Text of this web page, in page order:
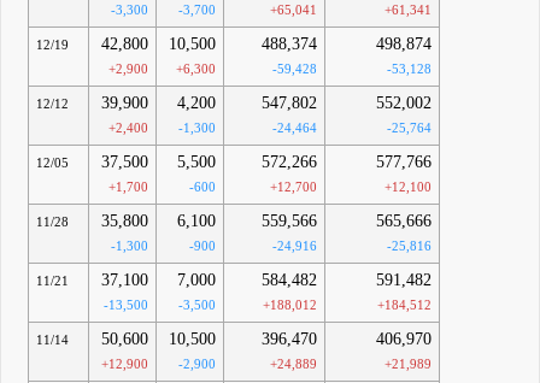
-3,300 -3,700 +65,041 +61,341
12/19 42,800
+2,900
10,500
+6,300
488,374
-59,428
498,874
-53,128
12/12 39,900
+2,400
4,200
-1,300
547,802
-24,464
552,002
-25,764
12/05 37,500
+1,700
5,500
-600
572,266
+12,700
577,766
+12,100
11/28 35,800
-1,300
6,100
-900
559,566
-24,916
565,666
-25,816
11/21 37,100
-13,500
7,000
-3,500
584,482
+188,012
591,482
+184,512
11/14 50,600
+12,900
10,500
-2,900
396,470
+24,889
406,970
+21,989